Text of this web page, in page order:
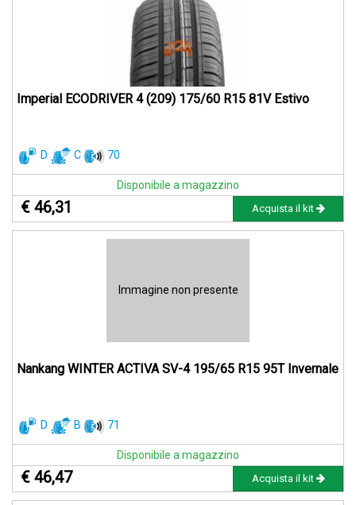
Imperial ECODRIVER 4 (209) 175/60 R15 81V Estivo
D C 70
Disponibile a magazzino
€ 46,31 Acquista il kit
Immagine non presente
Nankang WINTER ACTIVA SV-4 195/65 R15 95T Invernale
D B 71
Disponibile a magazzino
€ 46,47 Acquista il kit